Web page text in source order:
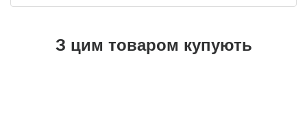
З цим товаром купують